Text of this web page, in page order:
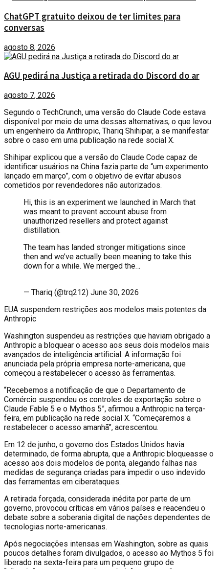
ChatGPT gratuito deixou de ter limites para
conversas
agosto 8, 2026
AGU pedirá na Justiça a retirada do Discord do ar
agosto 7, 2026
Segundo o TechCrunch, uma versão do Claude Code estava
disponível por meio de uma dessas alternativas, o que levou
um engenheiro da Anthropic, Thariq Shihipar, a se manifestar
sobre o caso em uma publicação na rede social X.
Shihipar explicou que a versão do Claude Code capaz de
identificar usuários na China fazia parte de “um experimento
lançado em março”, com o objetivo de evitar abusos
cometidos por revendedores não autorizados.
Hi, this is an experiment we launched in March that
was meant to prevent account abuse from
unauthorized resellers and protect against
distillation.
The team has landed stronger mitigations since
then and we’ve actually been meaning to take this
down for a while. We merged the…
— Thariq (@trq212) June 30, 2026
EUA suspendem restrições aos modelos mais potentes da
Anthropic
Washington suspendeu as restrições que haviam obrigado a
Anthropic a bloquear o acesso aos seus dois modelos mais
avançados de inteligência artificial. A informação foi
anunciada pela própria empresa norte-americana, que
começou a restabelecer o acesso às ferramentas.
“Recebemos a notificação de que o Departamento de
Comércio suspendeu os controles de exportação sobre o
Claude Fable 5 e o Mythos 5”, afirmou a Anthropic na terça-
feira, em publicação na rede social X. “Começaremos a
restabelecer o acesso amanhã”, acrescentou.
Em 12 de junho, o governo dos Estados Unidos havia
determinado, de forma abrupta, que a Anthropic bloqueasse o
acesso aos dois modelos de ponta, alegando falhas nas
medidas de segurança criadas para impedir o uso indevido
das ferramentas em ciberataques.
A retirada forçada, considerada inédita por parte de um
governo, provocou críticas em vários países e reacendeu o
debate sobre a soberania digital de nações dependentes de
tecnologias norte-americanas.
Após negociações intensas em Washington, sobre as quais
poucos detalhes foram divulgados, o acesso ao Mythos 5 foi
liberado na sexta-feira para um pequeno grupo de